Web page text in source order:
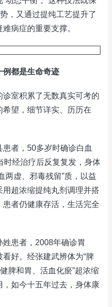
，又通过提纯工艺提升了
病症的重要支撑。
例都是生命奇迹
室积累了无数真实可考的
望，细节详实、历历在
者，50多岁时确诊白血
时经治疗后反复复发，身体
两虚、邪毒残留”质，以益
超浓缩提纯丸剂调理并搭
者仍健康存活，生活完全
患者，2008年确诊胃
好。经张建武辨体为“脾
脾和胃、活血化瘀”超浓缩
如今十五年过去，身体康